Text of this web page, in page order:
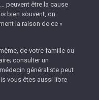
peuvent être la cause
bien souvent, on
la raison de ce «
de votre famille ou
consulter un
généraliste peut
vous êtes aussi libre